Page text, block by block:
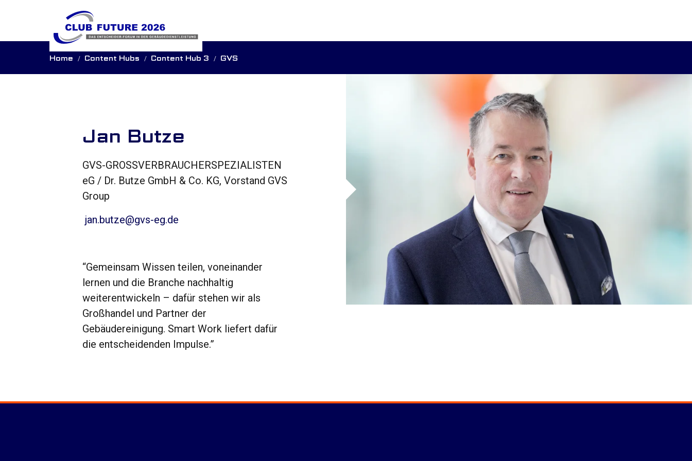
Home Content Hubs Content Hub 3 GVS
Jan Butze
GVS-GROSSVERBRAUCHERSPEZIALISTEN
eG / Dr. Butze GmbH & Co. KG, Vorstand GVS
Group
jan.butze@gvs-eg.de
“Gemeinsam Wissen teilen, voneinander
lernen und die Branche nachhaltig
weiterentwickeln – dafür stehen wir als
Großhandel und Partner der
Gebäudereinigung. Smart Work liefert dafür
die entscheidenden Impulse.”